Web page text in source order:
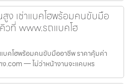
สูง เช่าแบคโฮพร้อมคนขับมือ
วที่ www.รถแบคโฮ
แบคโฮพร้อมคนขับมืออาชีพ ราคาคุ้มค่า
.com — ไม่ว่าหน้างานจะแคบหร